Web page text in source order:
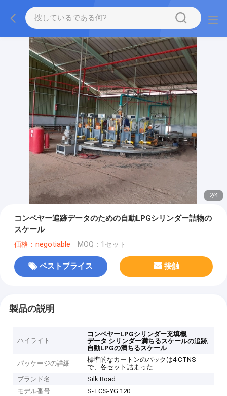
2/4
コンベヤー追跡データのための自動LPGシリンダー詰物の
スケール
価格：negotiable MOQ：1セット
ベストプライス 接触
製品の説明
ハイライト
コンベヤーLPGシリンダー充填機,
データ シリンダー満ちるスケールの追跡,
自動LPGの満ちるスケール
パッケージの詳細
標準的なカートンのパックは4 CTNS
で、各セット詰まった
ブランド名
Silk Road
モデル番号
S-TCS-YG 120